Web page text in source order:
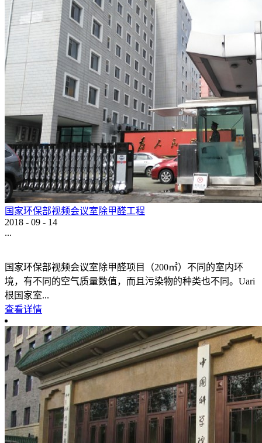
国家环保部视频会议室除甲醛工程
2018 - 09 - 14
...
国家环保部视频会议室除甲醛项目（200㎡）不同的室内环
境，有不同的空气质量数值，而且污染物的种类也不同。Uari
根国家室...
查看详情